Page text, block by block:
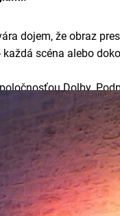
dojem, že obraz
scéna alebo
Dolby.
Philips,
ohľadu na zdroj
zón a každú z nich
vytvára dojem 3D
umožňujúca